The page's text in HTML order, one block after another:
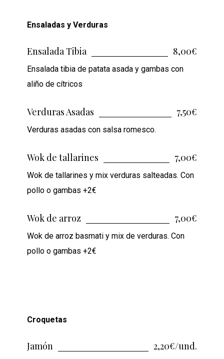
Ensaladas y Verduras
Ensalada Tibia 8,00€
Ensalada tibia de patata asada y gambas con
aliño de cítricos
Verduras Asadas 7,50€
Verduras asadas con salsa romesco.
Wok de tallarines 7,00€
Wok de tallarines y mix verduras salteadas. Con
pollo o gambas +2€
Wok de arroz 7,00€
Wok de arroz basmati y mix de verduras. Con
pollo o gambas +2€
Croquetas
Jamón 2,20€/und.